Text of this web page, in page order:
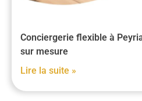
Conciergerie flexible à
sur mesure
Lire la suite »